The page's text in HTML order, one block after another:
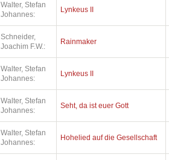
Walter, Stefan
Johannes:
Lynkeus II
Schneider,
Joachim F.W.:
Rainmaker
Walter, Stefan
Johannes:
Lynkeus II
Walter, Stefan
Johannes:
Seht, da ist euer Gott
Walter, Stefan
Johannes:
Hohelied auf die Gesellschaft